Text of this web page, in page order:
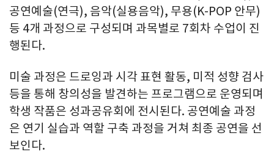
공연예술(연극), 음악(실용음악), 무용(K-POP 안무)
등 4개 과정으로 구성되며 과목별로 7회차 수업이 진
행된다.
미술 과정은 드로잉과 시각 표현 활동, 미적 성향 검사
등을 통해 창의성을 발견하는 프로그램으로 운영되며
학생 작품은 성과공유회에 전시된다. 공연예술 과정
은 연기 실습과 역할 구축 과정을 거쳐 최종 공연을 선
보인다.